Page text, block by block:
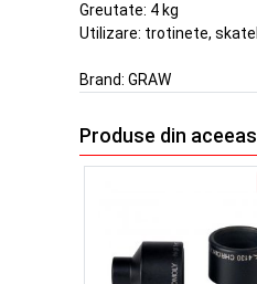
Greutate: 4 kg
Utilizare: trotinete,
Brand: GRAW
Produse din